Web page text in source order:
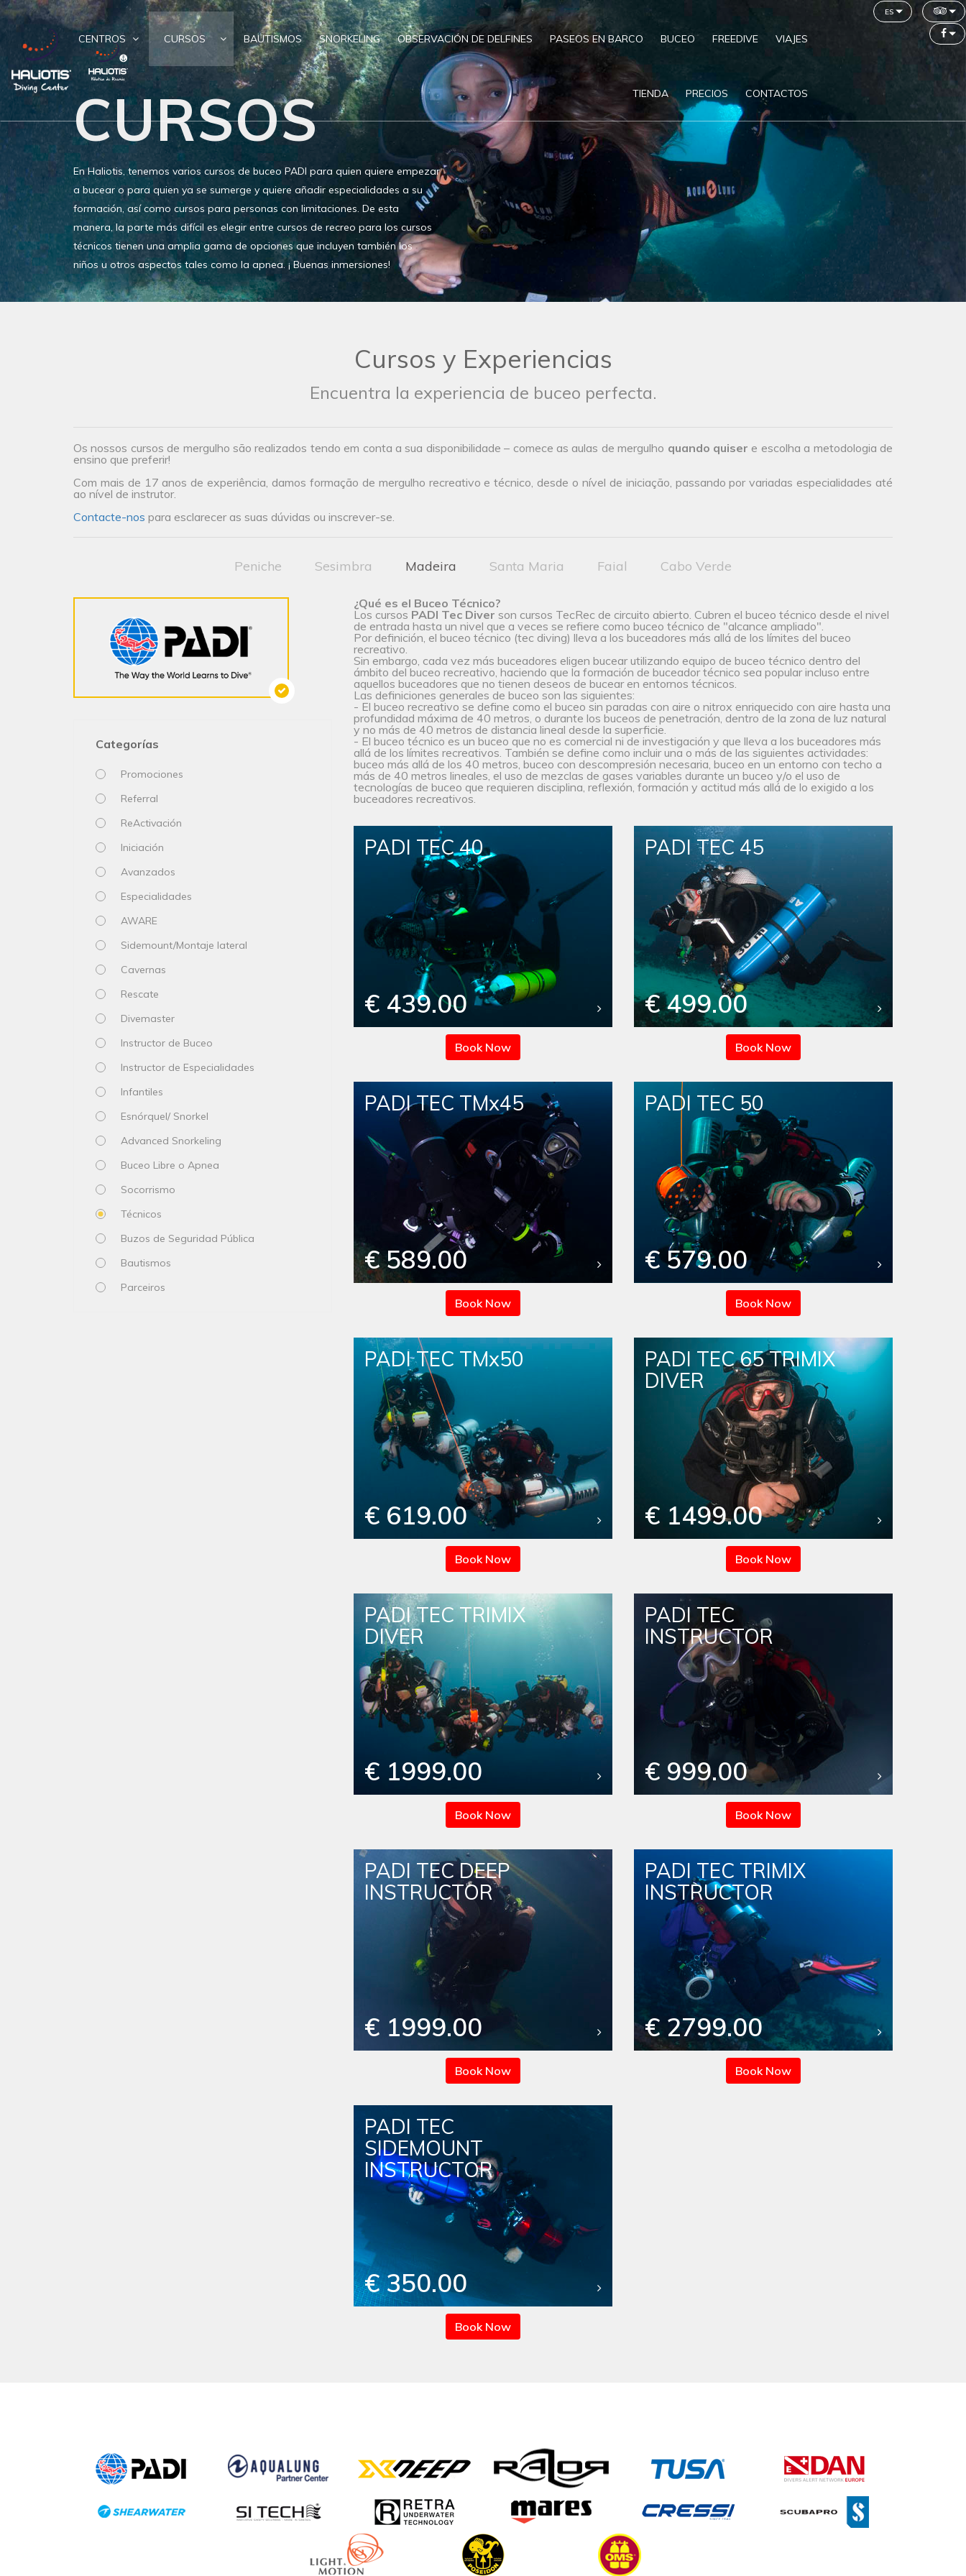
CENTROS CURSOS BAUTISMOS SNORKELING OBSERVACIÓN DE DELFINES PASEOS EN BARCO BUCEO FREEDIVE VIAJES
TIENDA PRECIOS CONTACTOS
es
CURSOS
En Haliotis, tenemos varios cursos de buceo PADI para quien quiere empezar
a bucear o para quien ya se sumerge y quiere añadir especialidades a su
formación, así como cursos para personas con limitaciones. De esta
manera, la parte más difícil es elegir entre cursos de recreo para los cursos
técnicos tienen una amplia gama de opciones que incluyen también los
niños u otros aspectos tales como la apnea. ¡ Buenas inmersiones!
Cursos y Experiencias
Encuentra la experiencia de buceo perfecta.
Os nossos cursos de mergulho são realizados tendo em conta a sua disponibilidade – comece as aulas de mergulho quando quiser e escolha a metodologia de
ensino que preferir!
Com mais de 17 anos de experiência, damos formação de mergulho recreativo e técnico, desde o nível de iniciação, passando por variadas especialidades até
ao nível de instrutor.
Contacte-nos para esclarecer as suas dúvidas ou inscrever-se.
Peniche Sesimbra Madeira Santa Maria Faial Cabo Verde
Categorías
Promociones
Referral
ReActivación
Iniciación
Avanzados
Especialidades
AWARE
Sidemount/Montaje lateral
Cavernas
Rescate
Divemaster
Instructor de Buceo
Instructor de Especialidades
Infantiles
Esnórquel/ Snorkel
Advanced Snorkeling
Buceo Libre o Apnea
Socorrismo
Técnicos
Buzos de Seguridad Pública
Bautismos
Parceiros
¿Qué es el Buceo Técnico?
Los cursos PADI Tec Diver son cursos TecRec de circuito abierto. Cubren el buceo técnico desde el nivel
de entrada hasta un nivel que a veces se refiere como buceo técnico de "alcance ampliado".
Por definición, el buceo técnico (tec diving) lleva a los buceadores más allá de los límites del buceo
recreativo.
Sin embargo, cada vez más buceadores eligen bucear utilizando equipo de buceo técnico dentro del
ámbito del buceo recreativo, haciendo que la formación de buceador técnico sea popular incluso entre
aquellos buceadores que no tienen deseos de bucear en entornos técnicos.
Las definiciones generales de buceo son las siguientes:
- El buceo recreativo se define como el buceo sin paradas con aire o nitrox enriquecido con aire hasta una
profundidad máxima de 40 metros, o durante los buceos de penetración, dentro de la zona de luz natural
y no más de 40 metros de distancia lineal desde la superficie.
- El buceo técnico es un buceo que no es comercial ni de investigación y que lleva a los buceadores más
allá de los límites recreativos. También se define como incluir una o más de las siguientes actividades:
buceo más allá de los 40 metros, buceo con descompresión necesaria, buceo en un entorno con techo a
más de 40 metros lineales, el uso de mezclas de gases variables durante un buceo y/o el uso de
tecnologías de buceo que requieren disciplina, reflexión, formación y actitud más allá de lo exigido a los
buceadores recreativos.
PADI TEC 40
€ 439.00
Book Now
PADI TEC 45
€ 499.00
Book Now
PADI TEC TMx45
€ 589.00
Book Now
PADI TEC 50
€ 579.00
Book Now
PADI TEC TMx50
€ 619.00
Book Now
PADI TEC 65 TRIMIX
DIVER
€ 1499.00
Book Now
PADI TEC TRIMIX
DIVER
€ 1999.00
Book Now
PADI TEC
INSTRUCTOR
€ 999.00
Book Now
PADI TEC DEEP
INSTRUCTOR
€ 1999.00
Book Now
PADI TEC TRIMIX
INSTRUCTOR
€ 2799.00
Book Now
PADI TEC
SIDEMOUNT
INSTRUCTOR
€ 350.00
Book Now